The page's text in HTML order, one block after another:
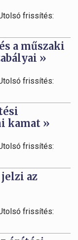
frissítés:
a műszaki
»
frissítés:
kamat »
frissítés:
az
frissítés: